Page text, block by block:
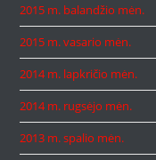
2015 m. balandžio mėn.
2015 m. vasario mėn.
2014 m. lapkričio mėn.
2014 m. rugsėjo mėn.
2013 m. spalio mėn.